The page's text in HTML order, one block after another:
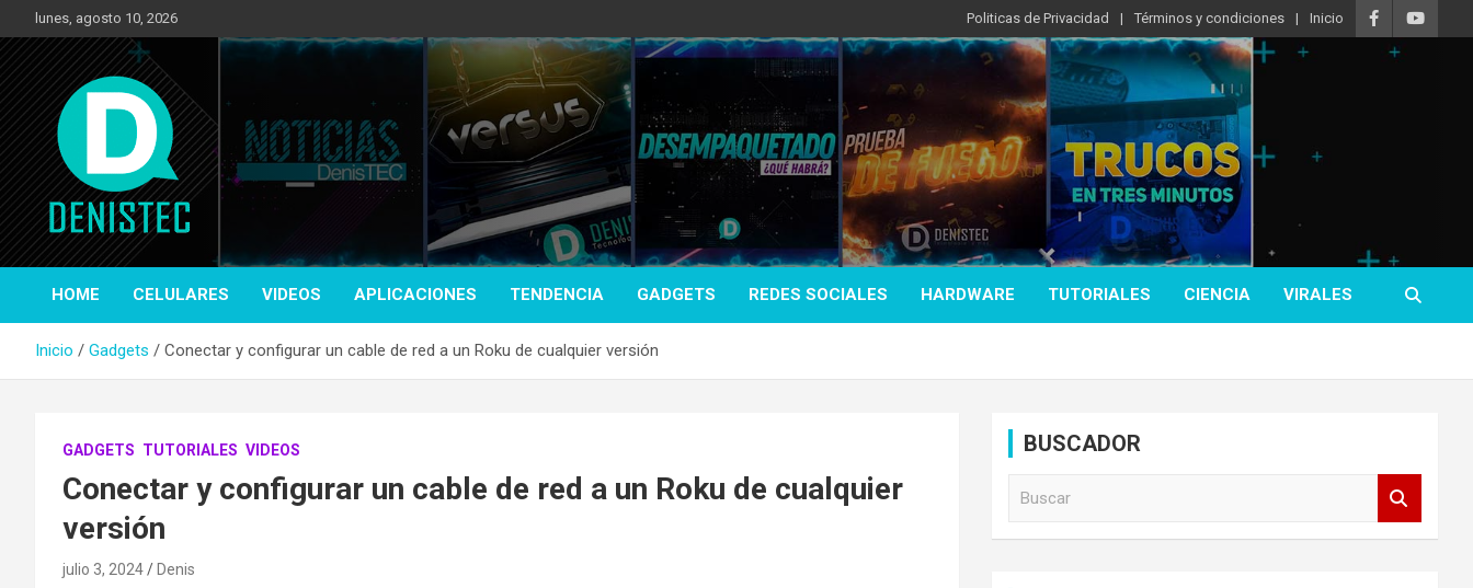
Saltar
al
contenido
lunes, agosto 10, 2026 Politicas de Privacidad Términos y condiciones Inicio
DenisTec
Tecnología y más!
HOME CELULARES VIDEOS APLICACIONES TENDENCIA GADGETS REDES SOCIALES HARDWARE TUTORIALES CIENCIA VIRALES
Inicio Gadgets Conectar y configurar un cable de red a un Roku de cualquier versión
GADGETS TUTORIALES VIDEOS
Conectar y configurar un cable de red a un Roku de cualquier
versión
julio 3, 2024 Denis
BUSCADOR